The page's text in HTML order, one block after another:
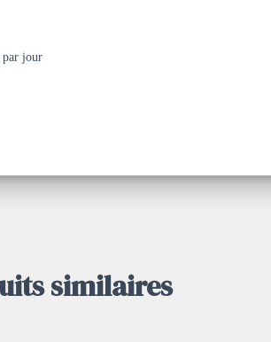
par jour
similaires